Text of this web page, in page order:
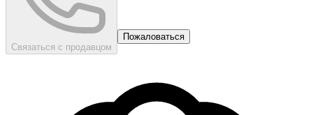
Связаться с продавцом
Пожаловаться